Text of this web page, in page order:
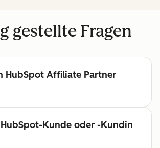
gestellte Fragen
HubSpot Affiliate Partner
HubSpot-Kunde oder -Kundin